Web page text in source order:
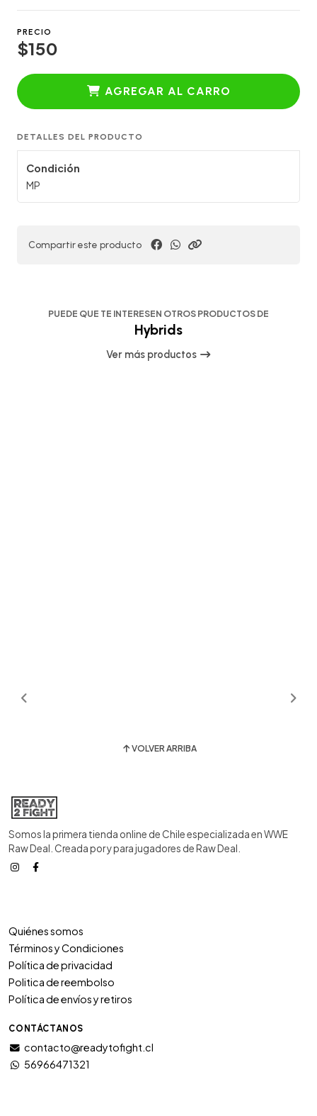
PRECIO
$150
AGREGAR AL CARRO
DETALLES DEL PRODUCTO
Condición
MP
Compartir este producto
PUEDE QUE TE INTERESEN OTROS PRODUCTOS DE
Hybrids
Ver más productos
VOLVER ARRIBA
Somos la primera tienda online de Chile especializada en WWE
Raw Deal. Creada por y para jugadores de Raw Deal.
Quiénes somos
Términos y Condiciones
Política de privacidad
Politica de reembolso
Política de envíos y retiros
CONTÁCTANOS
contacto@readytofight.cl
56966471321